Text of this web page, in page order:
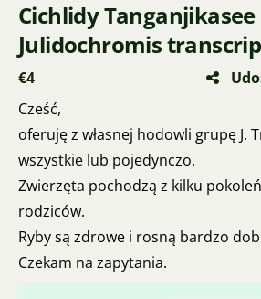
Cichlidy Tanganjikasee
Julidochromis
€4
Cześć,
oferuję z własnej hodowli grupę J.
wszystkie lub pojedynczo.
Zwierzęta pochodzą z kilku
rodziców.
Ryby są zdrowe i rosną bardzo
Czekam na zapytania.